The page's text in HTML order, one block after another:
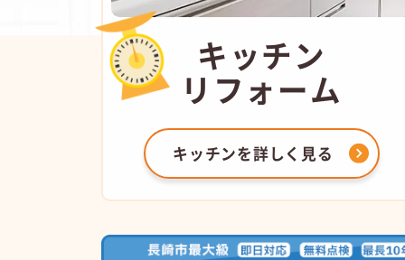
キッチン
リフォーム
キッチンを詳しく見る